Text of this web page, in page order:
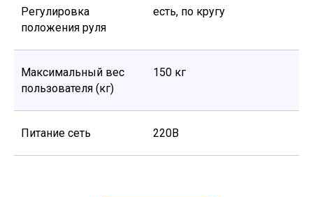
Регулировка
положения руля
есть, по кругу
Максимальный вес
пользователя (кг)
150 кг
Питание сеть 220В